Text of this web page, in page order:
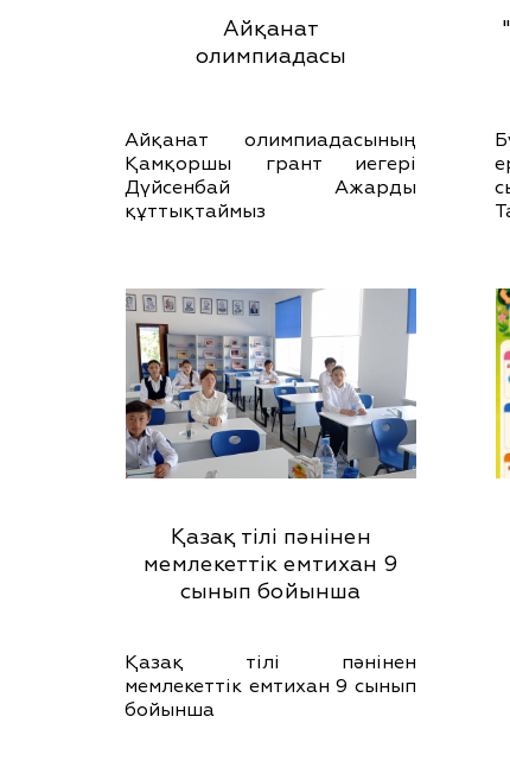
Айқанат
олимпиадасы
Айқанат олимпиадасының
Қамқоршы грант иегері
Дүйсенбай Ажарды
құттықтаймыз
Қазақ тілі пәнінен
мемлекеттік емтихан 9
сынып бойынша
Қазақ тілі пәнінен
мемлекеттік емтихан 9 сынып
бойынша